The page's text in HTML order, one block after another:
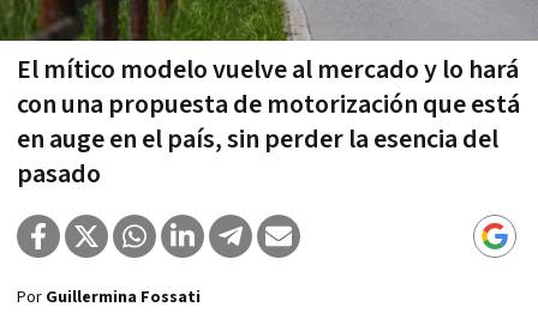
El mítico modelo vuelve al mercado y lo hará
con una propuesta de motorización que está
en auge en el país, sin perder la esencia del
pasado
Por Guillermina Fossati